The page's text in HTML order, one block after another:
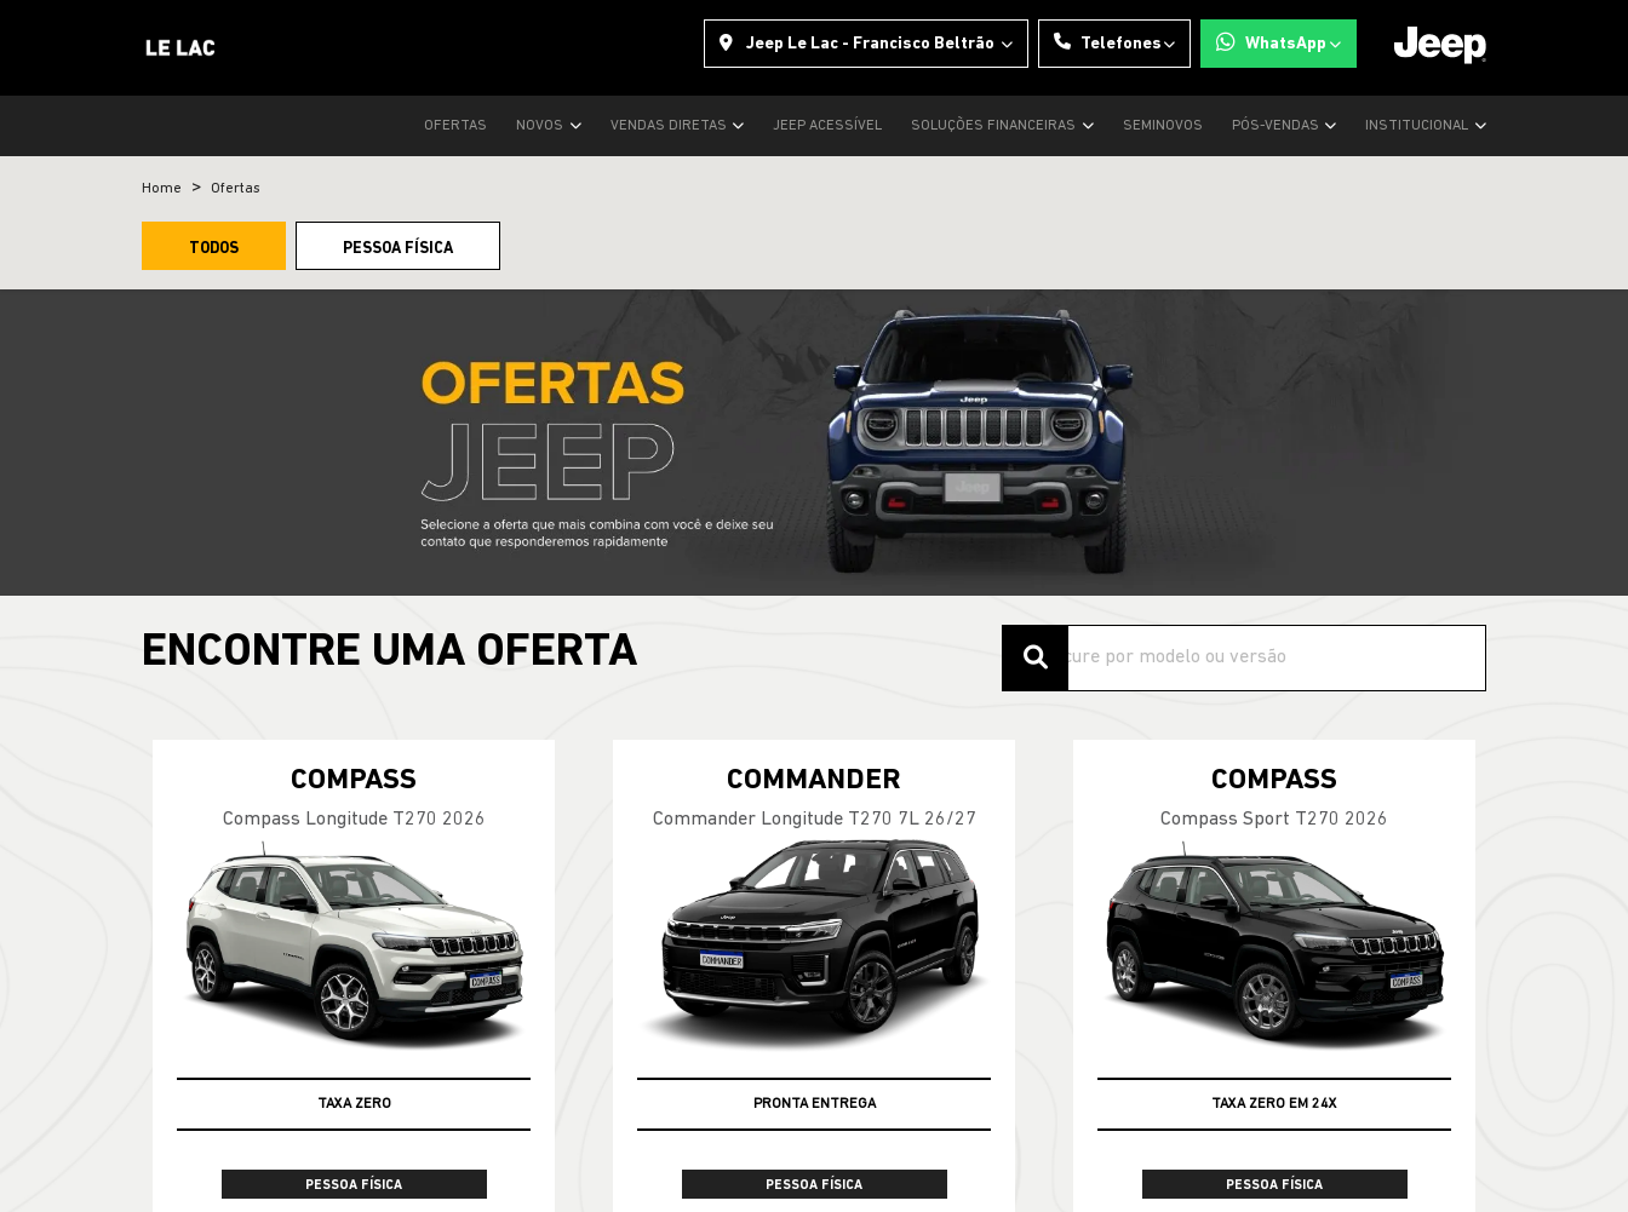
Jeep Le Lac - Francisco Beltrão Telefones WhatsApp
OFERTAS NOVOS VENDAS DIRETAS JEEP ACESSÍVEL SOLUÇÕES FINANCEIRAS SEMINOVOS PÓS-VENDAS INSTITUCIONAL
Home Ofertas
TODOS PESSOA FÍSICA
ENCONTRE UMA OFERTA
COMPASS
Compass Longitude T270 2026
TAXA ZERO
PESSOA FÍSICA
COMMANDER
Commander Longitude T270 7L 26/27
PRONTA ENTREGA
PESSOA FÍSICA
COMPASS
Compass Sport T270 2026
TAXA ZERO EM 24X
PESSOA FÍSICA